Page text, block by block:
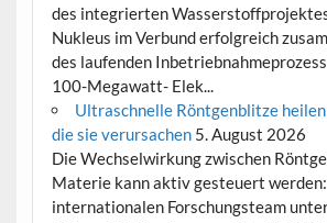
des integrierten
Nukleus im Verbund erfolgreich
des laufenden
100-Megawatt- Elek...
Ultraschnelle Röntgenblitze heilen
die sie verursachen 5. August 2026
Die Wechselwirkung zwischen
Materie kann aktiv gesteuert
internationalen Forschungsteam